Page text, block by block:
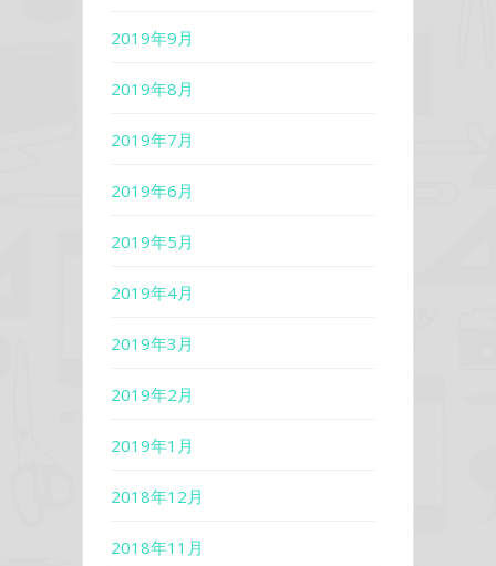
2019年9月
2019年8月
2019年7月
2019年6月
2019年5月
2019年4月
2019年3月
2019年2月
2019年1月
2018年12月
2018年11月